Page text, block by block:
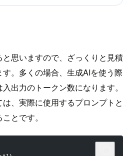
思いますので、ざっくりと見積
。多くの場合、生成AIを使う際
出力のトークン数になります。
、実際に使用するプロンプトと
とです。